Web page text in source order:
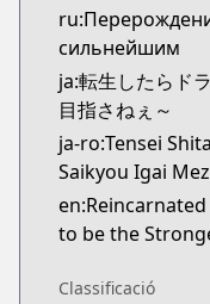
сильнейшим
ja:転生したらド
目指さねぇ～
ja-ro:Tensei
Saikyou Igai
to be the
Classificació